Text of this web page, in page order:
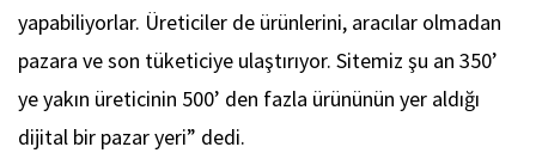
yapabiliyorlar. Üreticiler de ürünlerini, aracılar olmadan
pazara ve son tüketiciye ulaştırıyor. Sitemiz şu an 350’
ye yakın üreticinin 500’ den fazla ürününün yer aldığı
dijital bir pazar yeri” dedi.